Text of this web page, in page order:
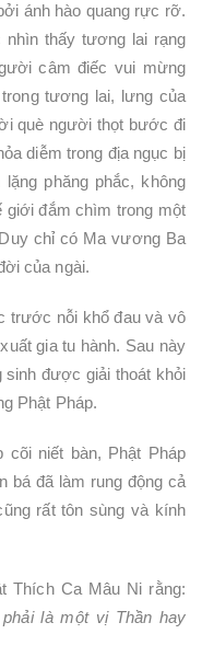
ánh hào quang rực rỡ.
thấy tương lai rạng
câm điếc vui mừng
tương lai, lưng của
què người thọt bước đi
diễm trong địa ngục bị
phăng phắc, không
giới đắm chìm trong một
chỉ có Ma vương Ba
của ngài.
trước nỗi khổ đau và vô
gia tu hành. Sau này
sinh được giải thoát khỏi
Phật Pháp.
niết bàn, Phật Pháp
bá đã làm rung động cả
rất tôn sùng và kính
Thích Ca Mâu Ni rằng:
phải là một vị Thần hay